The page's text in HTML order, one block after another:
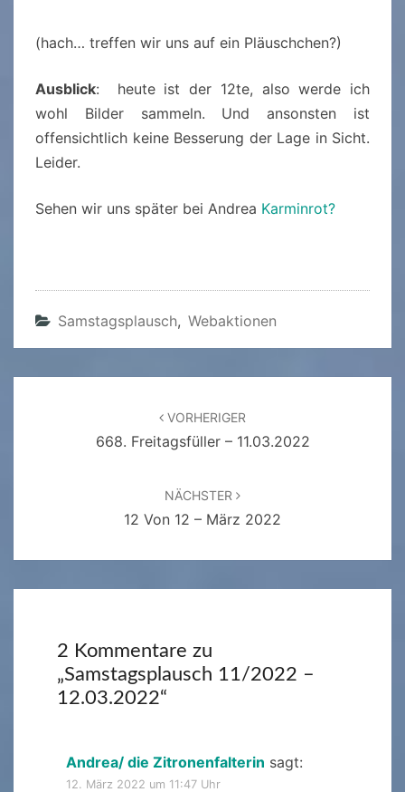
(hach… treffen wir uns auf ein Pläuschchen?)
Ausblick: heute ist der 12te, also werde ich
wohl Bilder sammeln. Und ansonsten ist
offensichtlich keine Besserung der Lage in Sicht.
Leider.
Sehen wir uns später bei Andrea Karminrot?
Samstagsplausch, Webaktionen
VORHERIGER
668. Freitagsfüller – 11.03.2022
NÄCHSTER
12 Von 12 – März 2022
2 Kommentare zu
„Samstagsplausch 11/2022 –
12.03.2022“
Andrea/ die Zitronenfalterin sagt:
12. März 2022 um 11:47 Uhr